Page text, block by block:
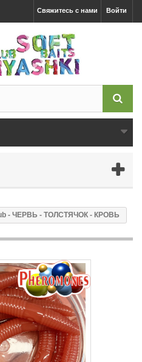
Войти
Свяжитесь с нами
- ЧЕРВЬ - ТОЛСТЯЧОК - КРОВЬ